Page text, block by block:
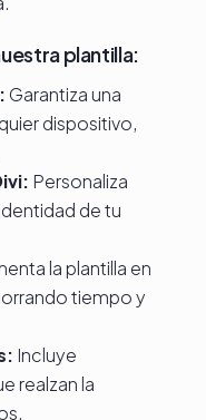
plantilla:
Garantiza una
dispositivo,
Personaliza
de tu
la plantilla en
tiempo y
Incluye
realzan la